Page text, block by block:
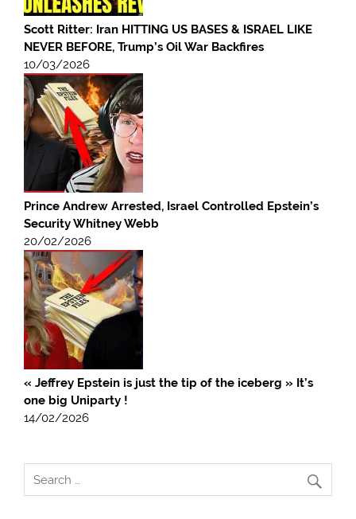
Scott Ritter: Iran HITTING US BASES & ISRAEL LIKE
NEVER BEFORE, Trump’s Oil War Backfires
10/03/2026
Prince Andrew Arrested, Israel Controlled Epstein’s
Security Whitney Webb
20/02/2026
« Jeffrey Epstein is just the tip of the iceberg » It’s
one big Uniparty !
14/02/2026